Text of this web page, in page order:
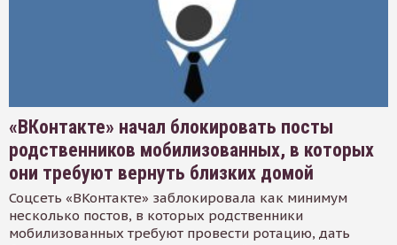
«ВКонтакте» начал блокировать посты
родственников мобилизованных, в которых
они требуют вернуть близких домой
Соцсеть «ВКонтакте» заблокировала как минимум
несколько постов, в которых родственники
мобилизованных требуют провести ротацию, дать